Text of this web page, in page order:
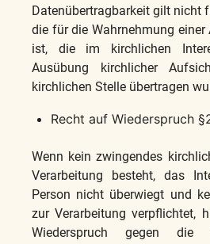
Datenübertragbarkeit gilt nicht
die für die Wahrnehmung
ist, die im kirchlichen
Ausübung kirchlicher
kirchlichen Stelle übertragen
Recht auf Wiederspruch
Wenn kein zwingendes
Verarbeitung besteht, das
Person nicht überwiegt und
zur Verarbeitung verpflichtet,
Wiederspruch gegen die